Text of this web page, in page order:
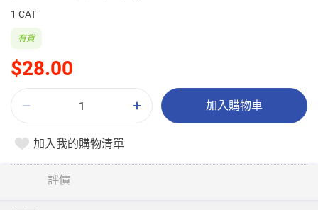
1 CAT
$28.00
有貨
加入購物車
加入我的購物清單
評價